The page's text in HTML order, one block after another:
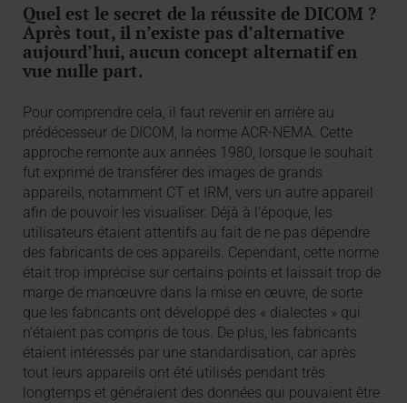
Quel est le secret de la réussite de DICOM ?
Après tout, il n’existe pas d’alternative
aujourd’hui, aucun concept alternatif en
vue nulle part.
Pour comprendre cela, il faut revenir en arrière au
prédécesseur de DICOM, la norme ACR-NEMA. Cette
approche remonte aux années 1980, lorsque le souhait
fut exprimé de transférer des images de grands
appareils, notamment CT et IRM, vers un autre appareil
afin de pouvoir les visualiser. Déjà à l’époque, les
utilisateurs étaient attentifs au fait de ne pas dépendre
des fabricants de ces appareils. Cependant, cette norme
était trop imprécise sur certains points et laissait trop de
marge de manœuvre dans la mise en œuvre, de sorte
que les fabricants ont développé des « dialectes » qui
n’étaient pas compris de tous. De plus, les fabricants
étaient intéressés par une standardisation, car après
tout leurs appareils ont été utilisés pendant très
longtemps et généraient des données qui pouvaient être